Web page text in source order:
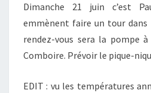
Dimanche 21 juin c’est
emmènent faire un tour dans
rendez-vous sera la pompe à
Comboire. Prévoir le pique-
EDIT : vu les températures